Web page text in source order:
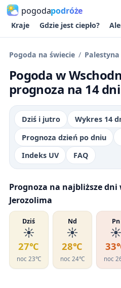
pogodapodróże
Kraje Gdzie jest ciepło?
Pogoda na świecie Palestyna
Pogoda w
prognoza na 14 dni
Dziś i jutro
Wykres 14
Prognoza dzień po dniu
Indeks UV
FAQ
Prognoza na najbliższe dni
Jerozolima
Dziś
☀️
27℃
noc 23℃
Nd
☀️
28℃
noc 24℃
Pn
☀️
noc